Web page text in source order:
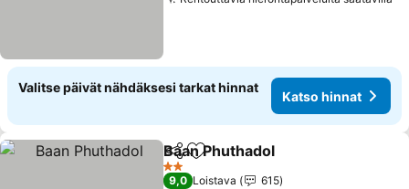
Valitse päivät nähdäksesi tarkat hinnat
Katso hinnat
Jaa Lisää suosikkeihin
Baan Phuthadol
2 Tähtiluokitus
9,0 Loistava
615